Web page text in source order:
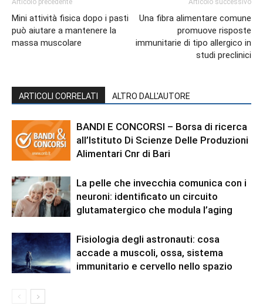
Articolo precedente
Mini attività fisica dopo i pasti
può aiutare a mantenere la
massa muscolare
Articolo successivo
Una fibra alimentare comune
promuove risposte
immunitarie di tipo allergico in
studi preclinici
ARTICOLI CORRELATI ALTRO DALL'AUTORE
BANDI E CONCORSI – Borsa di ricerca
all’Istituto Di Scienze Delle Produzioni
Alimentari Cnr di Bari
La pelle che invecchia comunica con i
neuroni: identificato un circuito
glutamatergico che modula l’aging
Fisiologia degli astronauti: cosa
accade a muscoli, ossa, sistema
immunitario e cervello nello spazio